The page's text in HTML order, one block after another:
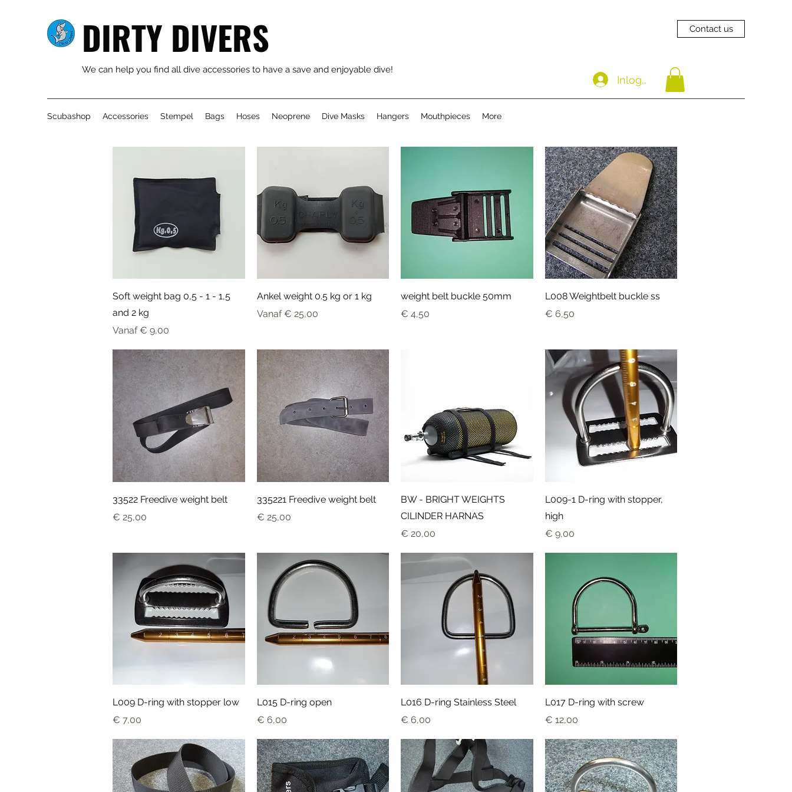
DIRTY DIVERS
We can help you find all dive accessories to have a save and enjoyable dive!
Contact us
Inloggen
Scubashop Accessories Stempel Bags Hoses Neoprene Dive Masks Hangers Mouthpieces More
Snel overzicht
Soft weight bag 0,5 - 1 - 1,5
and 2 kg
Vanaf€ 9,00
Verkoopprijs
Snel overzicht
Ankel weight 0.5 kg or 1 kg
Vanaf€ 25,00
Verkoopprijs
Snel overzicht
weight belt buckle 50mm
Prijs
€ 4,50
Snel overzicht
L008 Weightbelt buckle ss
Prijs
€ 6,50
Snel overzicht
33522 Freedive weight belt
Prijs
€ 25,00
Snel overzicht
335221 Freedive weight belt
Prijs
€ 25,00
Snel overzicht
BW - BRIGHT WEIGHTS
CILINDER HARNAS
Prijs
€ 20,00
Snel overzicht
L009-1 D-ring with stopper,
high
Prijs
€ 9,00
Snel overzicht
L009 D-ring with stopper low
Prijs
€ 7,00
Snel overzicht
L015 D-ring open
Prijs
€ 6,00
Snel overzicht
L016 D-ring Stainless Steel
Prijs
€ 6,00
Snel overzicht
L017 D-ring with screw
Prijs
€ 12,00